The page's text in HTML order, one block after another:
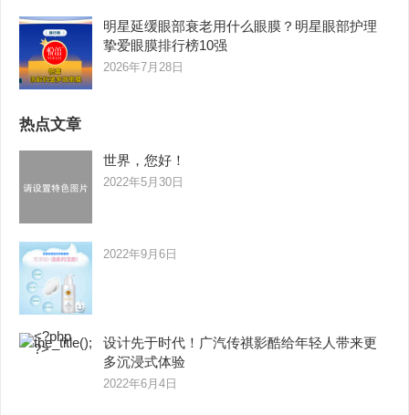
明星延缓眼部衰老用什么眼膜？明星眼部护理
挚爱眼膜排行榜10强
2026年7月28日
热点文章
世界，您好！
2022年5月30日
2022年9月6日
设计先于时代！广汽传祺影酷给年轻人带来更
多沉浸式体验
2022年6月4日